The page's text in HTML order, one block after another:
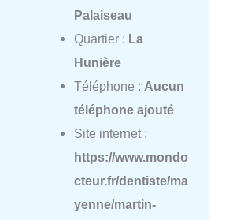
Palaiseau
Quartier : La
Hunière
Téléphone : Aucun
téléphone ajouté
Site internet :
https://www.mondo
cteur.fr/dentiste/ma
yenne/martin-